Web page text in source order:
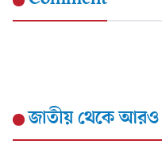
জাতীয়থেকে আরও